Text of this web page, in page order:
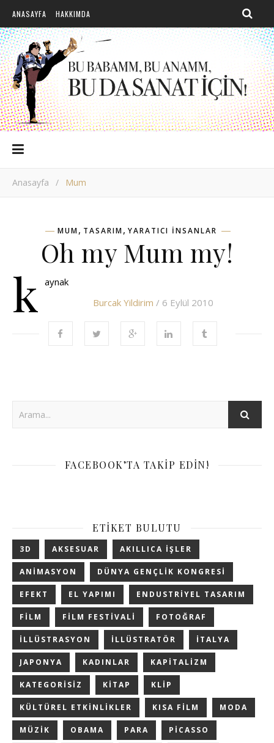
ANASAYFA HAKKIMDA
Anasayfa / Mum
MUM, TASARIM, YARATICI INSANLAR
Oh my Mum my!
k aynak
Burcak Yildirim / 6 Eylül 2010
FACEBOOK’TA TAKIP EDIN!
ETIKET BULUTU
3D AKSESUAR AKILLICA IŞLER
ANIMASYON DÜNYA GENÇLIK KONGRESI
EFEKT EL YAPIMI ENDUSTRIYEL TASARIM
FILM FILM FESTIVALI FOTOĞRAF
ILLÜSTRASYON ILLÜSTRATÖR ITALYA
JAPONYA KADINLAR KAPITALIZM
KATEGORISIZ KITAP KLIP
KÜLTÜREL ETKINLIKLER KISA FILM MODA
MÜZIK OBAMA PARA PICASSO